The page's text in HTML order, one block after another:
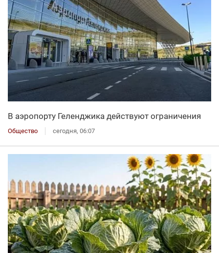
В аэропорту Геленджика действуют ограничения
Общество сегодня, 06:07